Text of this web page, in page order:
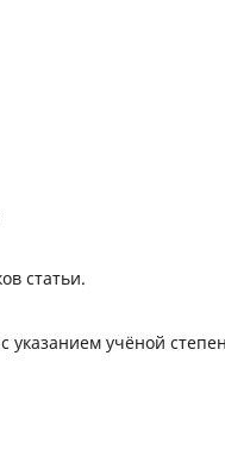
статьи.
указанием учёной